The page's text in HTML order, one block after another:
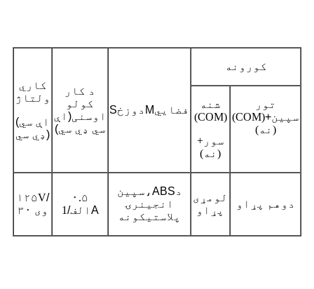
کاري
ولتاژ
(اې سي
ډي سي)
د کار
کولو
اوسنی(اې
سي ډي سي)
Sدوزخ Mفضايي
کورونه
شنه
(COM)
+سور
(نه)
تور
(COM)+سپین
(نه)
۱۲۵V/
۳۰ وی
۰.۵
الف/
1 A
سپین،ABS د
انجینرۍ
پلاستیکونه
لومړی
پړاو
دوهم پړاو